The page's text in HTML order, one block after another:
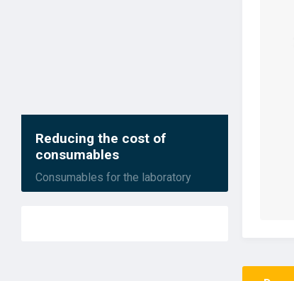
Reducing the cost of
consumables
Consumables for the laboratory